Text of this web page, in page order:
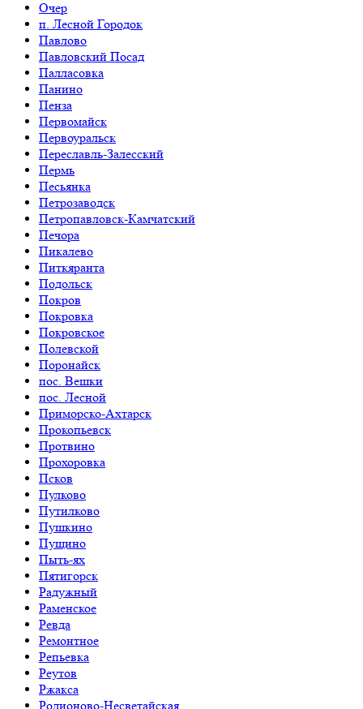
Очер
п. Лесной Городок
Павлово
Павловский Посад
Палласовка
Панино
Пенза
Первомайск
Первоуральск
Переславль-Залесский
Пермь
Песьянка
Петрозаводск
Петропавловск-Камчатский
Печора
Пикалево
Питкяранта
Подольск
Покров
Покровка
Покровское
Полевской
Поронайск
пос. Вешки
пос. Лесной
Приморско-Ахтарск
Прокопьевск
Протвино
Прохоровка
Псков
Пулково
Путилково
Пушкино
Пущино
Пыть-ях
Пятигорск
Радужный
Раменское
Ревда
Ремонтное
Репьевка
Реутов
Ржакса
Родионово-Несветайская